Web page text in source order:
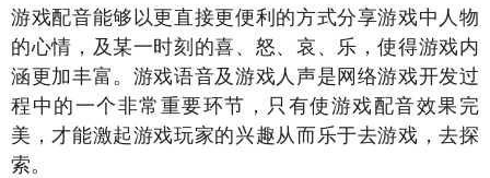
游戏配音能够以更直接更便利的方式分享游戏中人物
的心情，及某一时刻的喜、怒、哀、乐，使得游戏内
涵更加丰富。游戏语音及游戏人声是网络游戏开发过
程中的一个非常重要环节，只有使游戏配音效果完
美，才能激起游戏玩家的兴趣从而乐于去游戏，去探
索。